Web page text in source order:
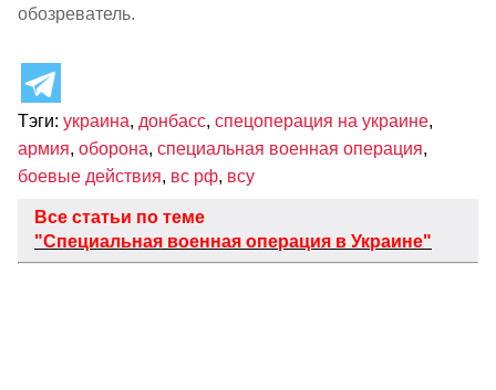
обозреватель.
Тэги: украина, донбасс, спецоперация на украине,
армия, оборона, специальная военная операция,
боевые действия, вс рф, всу
Все статьи по теме
"Специальная военная операция в Украине"